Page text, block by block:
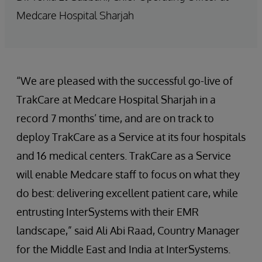
Medcare Hospital Sharjah
“We are pleased with the successful go-live of
TrakCare at Medcare Hospital Sharjah in a
record 7 months’ time, and are on track to
deploy TrakCare as a Service at its four hospitals
and 16 medical centers. TrakCare as a Service
will enable Medcare staff to focus on what they
do best: delivering excellent patient care, while
entrusting InterSystems with their EMR
landscape,” said Ali Abi Raad, Country Manager
for the Middle East and India at InterSystems.